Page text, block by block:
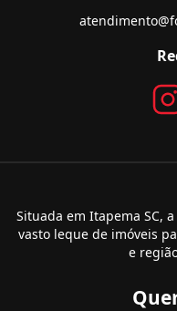
Situada em Itapema SC,
vasto leque de imóveis
e